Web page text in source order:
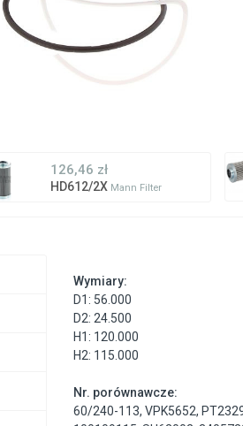
126,46 zł
HD612/2X Mann Filter
Wymiary:
D1: 56.000
D2: 24.500
H1: 120.000
H2: 115.000
Nr. porównawcze:
60/240-113,VPK5652,